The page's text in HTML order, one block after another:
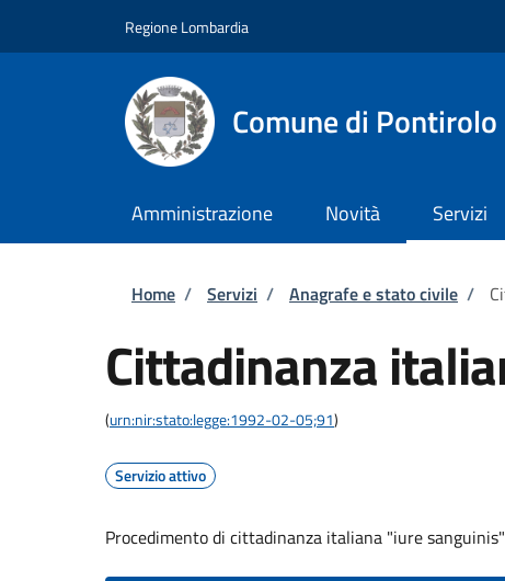
Regione Lombardia
Comune di
Amministrazione Novità Servizi
Briciole di pane
Home / Servizi / Anagrafe e stato civile /
Cittadinanza
(urn:nir:stato:legge:1992-02-05;91)
Servizio attivo
Procedimento di cittadinanza italiana "iure sanguinis"